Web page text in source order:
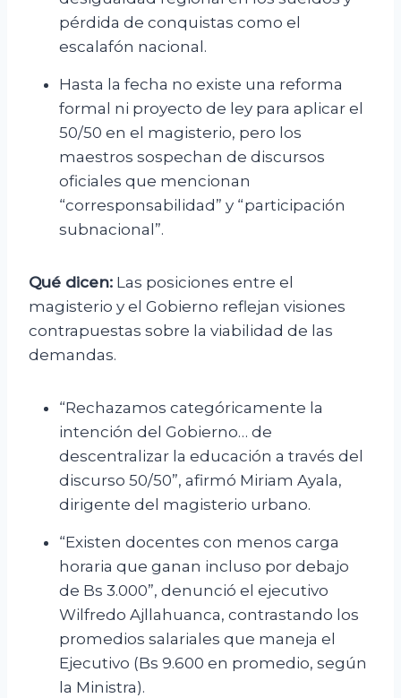
pérdida de conquistas como el
escalafón nacional.
Hasta la fecha no existe una reforma
formal ni proyecto de ley para aplicar el
50/50 en el magisterio, pero los
maestros sospechan de discursos
oficiales que mencionan
“corresponsabilidad” y “participación
subnacional”.
Qué dicen: Las posiciones entre el
magisterio y el Gobierno reflejan visiones
contrapuestas sobre la viabilidad de las
demandas.
“Rechazamos categóricamente la
intención del Gobierno… de
descentralizar la educación a través del
discurso 50/50”, afirmó Miriam Ayala,
dirigente del magisterio urbano.
“Existen docentes con menos carga
horaria que ganan incluso por debajo
de Bs 3.000”, denunció el ejecutivo
Wilfredo Ajllahuanca, contrastando los
promedios salariales que maneja el
Ejecutivo (Bs 9.600 en promedio, según
la Ministra).